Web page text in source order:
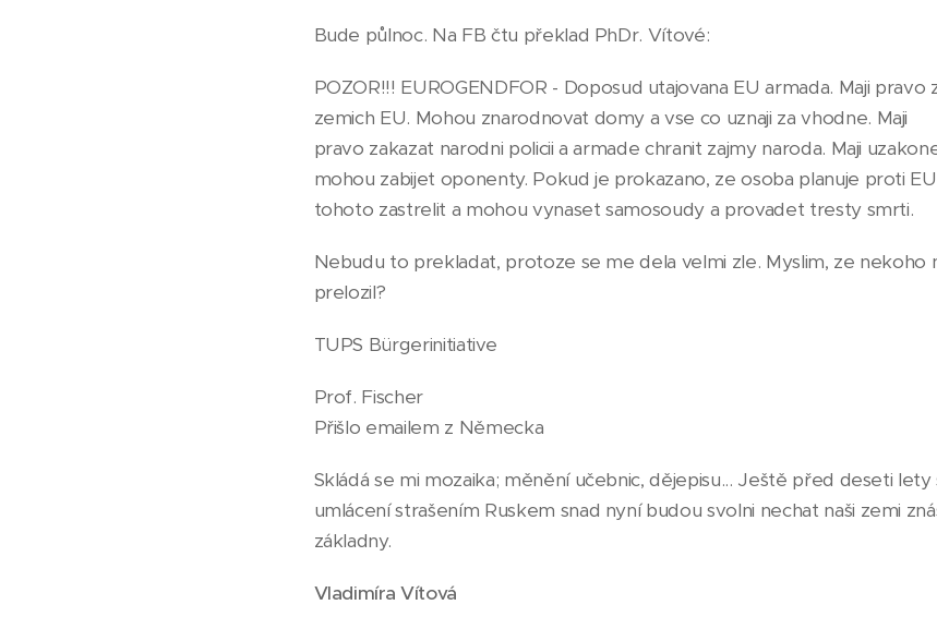
Bude půlnoc. Na FB čtu překlad PhDr. Vítové:
POZOR!!! EUROGENDFOR - Doposud utajovana EU armada. Maji pravo
zemich EU. Mohou znarodnovat domy a vse co uznaji za vhodne. Maji
pravo zakazat narodni policii a armade chranit zajmy naroda. Maji
mohou zabijet oponenty. Pokud je prokazano, ze osoba planuje proti
tohoto zastrelit a mohou vynaset samosoudy a provadet tresty smrti.
Nebudu to prekladat, protoze se me dela velmi zle. Myslim, ze nekoho
prelozil?
TUPS Bürgerinitiative
Prof. Fischer
Přišlo emailem z Německa
Skládá se mi mozaika; měnění učebnic, dějepisu... Ještě před deseti
umlácení strašením Ruskem snad nyní budou svolni nechat naši zemi
základny.
Vladimíra Vítová